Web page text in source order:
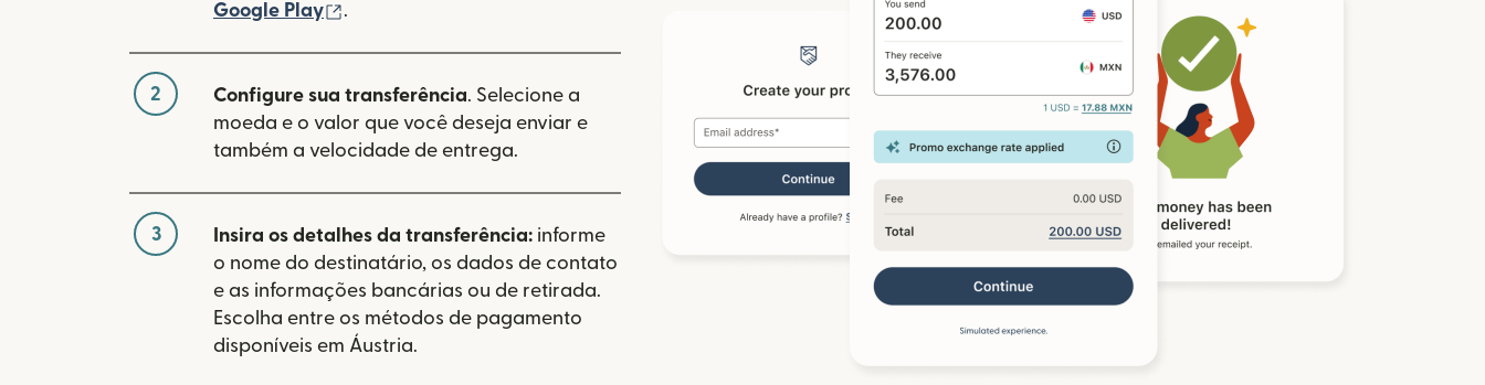
Google Play
.
2 Configure sua transferência. Selecione a
moeda e o valor que você deseja enviar e
também a velocidade de entrega.
3 Insira os detalhes da transferência: informe
o nome do destinatário, os dados de contato
e as informações bancárias ou de retirada.
Escolha entre os métodos de pagamento
disponíveis em Áustria.